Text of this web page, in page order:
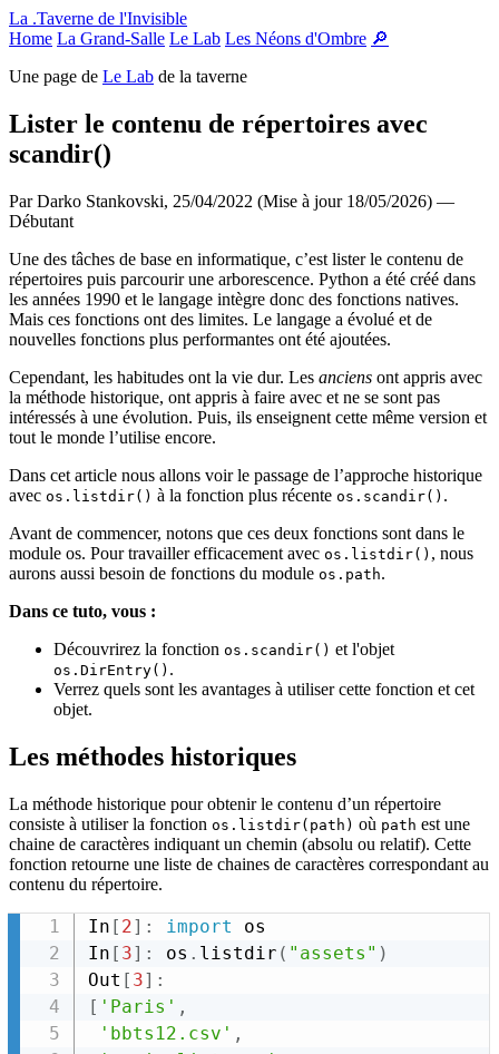
Panneau de gestion des cookies
La .Taverne de l'Invisible
Home La Grand-Salle Le Lab Les Néons d'Ombre 🔎
Une page de Le Lab de la taverne
Lister le contenu de répertoires avec
scandir()
Par Darko Stankovski, 25/04/2022 (Mise à jour 18/05/2026) —
Débutant
Une des tâches de base en informatique, c’est lister le contenu de
répertoires puis parcourir une arborescence. Python a été créé dans
les années 1990 et le langage intègre donc des fonctions natives.
Mais ces fonctions ont des limites. Le langage a évolué et de
nouvelles fonctions plus performantes ont été ajoutées.
Cependant, les habitudes ont la vie dur. Les anciens ont appris avec
la méthode historique, ont appris à faire avec et ne se sont pas
intéressés à une évolution. Puis, ils enseignent cette même version et
tout le monde l’utilise encore.
Dans cet article nous allons voir le passage de l’approche historique
avec os.listdir() à la fonction plus récente os.scandir() .
Avant de commencer, notons que ces deux fonctions sont dans le
module os. Pour travailler efficacement avec os.listdir() , nous
aurons aussi besoin de fonctions du module os.path.
Dans ce tuto, vous :
Découvrirez la fonction os.scandir() et l'objet
os.DirEntry() .
Verrez quels sont les avantages à utiliser cette fonction et cet
objet.
Les méthodes historiques
La méthode historique pour obtenir le contenu d’un répertoire
consiste à utiliser la fonction os.listdir(path) où path est une
chaine de caractères indiquant un chemin (absolu ou relatif). Cette
fonction retourne une liste de chaines de caractères correspondant au
contenu du répertoire.
In [ 2] : import os
In [ 3] : os . listdir ( "assets" )
Out [ 3] :
[ 'Paris' ,
'bbts12.csv' ,